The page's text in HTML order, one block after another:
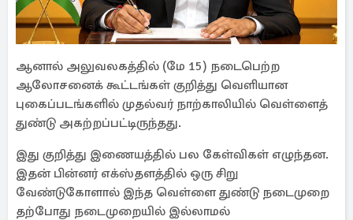
ஆனால் அலுவலகத்தில் (மே 15) நடைபெற்ற
ஆலோசனைக் கூட்டங்கள் குறித்து வெளியான
புகைப்படங்களில் முதல்வர் நாற்காலியில் வெள்ளைத்
துண்டு அகற்றப்பட்டிருந்தது.
இது குறித்து இணையத்தில் பல கேள்விகள் எழுந்தன.
இதன் பின்னர் எக்ஸ்தளத்தில் ஒரு சிறு
வேண்டுகோளால் இந்த வெள்ளை துண்டு நடைமுறை
தற்போது நடைமுறையில் இல்லாமல்